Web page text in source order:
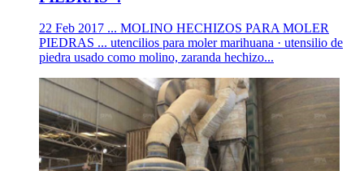
22 Feb 2017 ... MOLINO HECHIZOS PARA MOLER
PIEDRAS ... utencilios para moler marihuana · utensilio de
piedra usado como molino, zaranda hechizo...